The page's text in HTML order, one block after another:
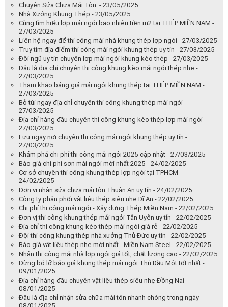
Chuyên Sửa Chữa Mái Tôn - 23/05/2025
Nhà Xưởng Khung Thép - 23/05/2025
Cùng tìm hiểu lợp mái ngói bao nhiêu tiền m2 tại THÉP MIỀN NAM -
27/03/2025
Liên hệ ngay để thi công mái nhà khung thép lợp ngói - 27/03/2025
Truy tìm địa điểm thi công mái ngói khung thép uy tín - 27/03/2025
Đội ngũ uy tín chuyên lợp mái ngói khung kèo thép - 27/03/2025
Đâu là địa chỉ chuyên thi công khung kèo mái ngói thép nhẹ -
27/03/2025
Tham khảo bảng giá mái ngói khung thép tại THÉP MIỀN NAM -
27/03/2025
Bỏ túi ngay địa chỉ chuyên thi công khung thép mái ngói -
27/03/2025
Địa chỉ hàng đầu chuyên thi công khung kèo thép lợp mái ngói -
27/03/2025
Lưu ngay nơi chuyên thi công mái ngói khung thép uy tín -
27/03/2025
Khám phá chi phí thi công mái ngói 2025 cập nhật - 27/03/2025
Báo giá chi phí sơn mái ngói mới nhất 2025 - 24/02/2025
Cơ sở chuyên thi công khung thép lợp ngói tại TPHCM -
24/02/2025
Đơn vị nhận sửa chữa mái tôn Thuận An uy tín - 24/02/2025
Công ty phân phối vật liệu thép siêu nhẹ Dĩ An - 22/02/2025
Chi phí thi công mái ngói - Xây dựng Thép Miền Nam - 22/02/2025
Đơn vị thi công khung thép mái ngói Tân Uyên uy tín - 22/02/2025
Địa chỉ thi công khung kèo thép mái ngói giá rẻ - 22/02/2025
Đội thi công khung thép nhà xưởng Thủ Đức uy tín - 22/02/2025
Báo giá vật liệu thép nhẹ mới nhất - Miền Nam Steel - 22/02/2025
Nhận thi công mái nhà lợp ngói giá tốt, chất lượng cao - 22/02/2025
Đừng bỏ lỡ báo giá khung thép mái ngói Thủ Dầu Một tốt nhất -
09/01/2025
Địa chỉ hàng đầu chuyên vật liệu thép siêu nhẹ Đồng Nai -
08/01/2025
Đâu là địa chỉ nhận sửa chữa mái tôn nhanh chóng trong ngày -